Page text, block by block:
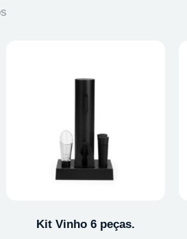
Kit Vinho 6 peças.